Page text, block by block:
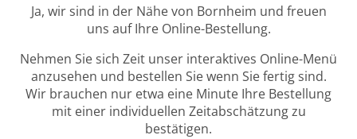
Ja, wir sind in der Nähe von Bornheim und freuen
uns auf Ihre Online-Bestellung.
Nehmen Sie sich Zeit unser interaktives Online-Menü
anzusehen und bestellen Sie wenn Sie fertig sind.
Wir brauchen nur etwa eine Minute Ihre Bestellung
mit einer individuellen Zeitabschätzung zu
bestätigen.